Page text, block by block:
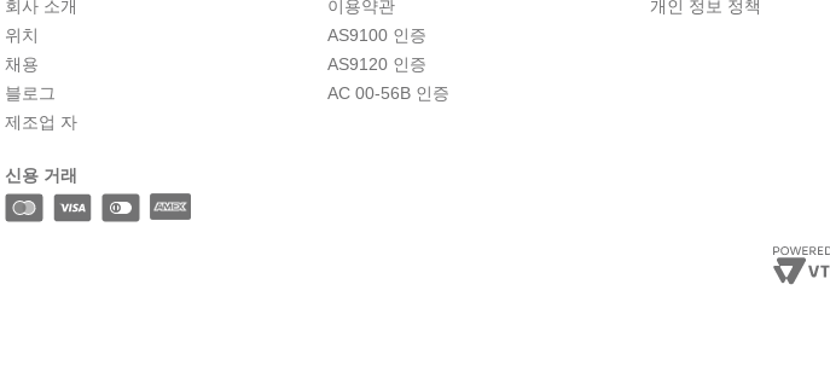
회사 소개
위치
채용
블로그
제조업 자
이용약관
AS9100 인증
AS9120 인증
AC 00-56B 인증
개인 정보 정책
신용 거래